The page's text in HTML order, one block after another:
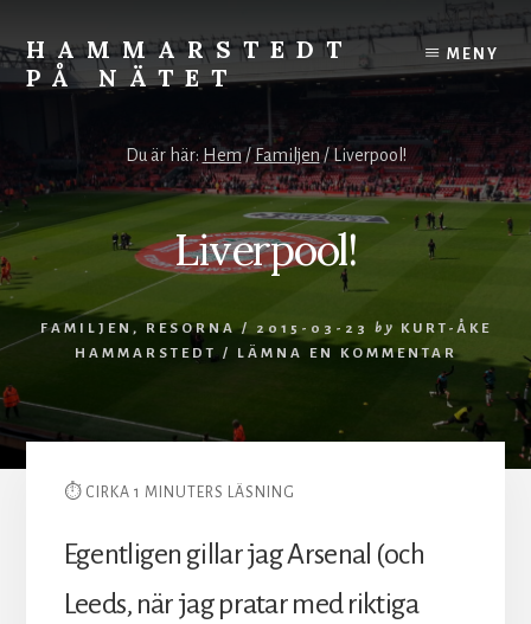
content
HAMMARSTEDT
PÅ NÄTET
Stillhet
övervinner
Vila
och
ro
MENY
Du är här: Hem/ Familjen /Liverpool!
Liverpool!
FAMILJEN , RESORNA/ 2015-03-23 by
KURT-ÅKE
HAMMARSTEDT
/ LÄMNA EN KOMMENTAR
⏱ CIRKA 1 MINUTERS LÄSNING
Egentligen gillar jag Arsenal (och
Leeds, när jag pratar med riktiga